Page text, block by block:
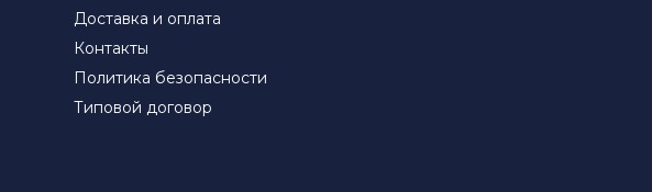
Доставка и оплата
Контакты
Политика безопасности
Типовой договор